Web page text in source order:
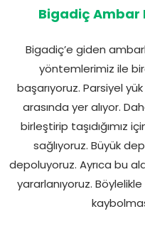
Bigadiç Ambar
Bigadiç’e giden
yöntemlerimiz ile
başarıyoruz. Parsiyel
arasında yer alıyor.
birleştirip taşıdığımız
sağlıyoruz. Büyük
depoluyoruz. Ayrıca bu
yararlanıyoruz. Böylelikle